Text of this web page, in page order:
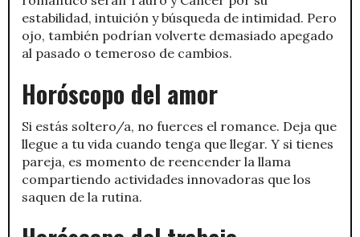
estabilidad, intuición y búsqueda de intimidad. Pero
ojo, también podrían volverte demasiado apegado
al pasado o temeroso de cambios.
Horóscopo del amor
Si estás soltero/a, no fuerces el romance. Deja que
llegue a tu vida cuando tenga que llegar. Y si tienes
pareja, es momento de reencender la llama
compartiendo actividades innovadoras que los
saquen de la rutina.